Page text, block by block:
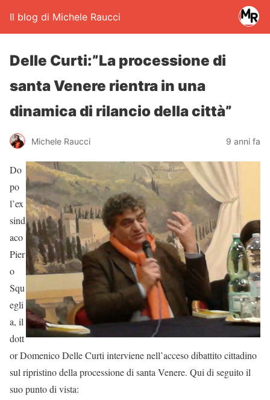
Il blog di Michele Raucci
Delle Curti:”La processione di
santa Venere rientra in una
dinamica di rilancio della città”
Michele Raucci 9 anni fa
Do
po
l’ex
sind
aco
Pier
o
Squ
egli
a, il
dott
or Domenico Delle Curti interviene nell’acceso dibattito cittadino
sul ripristino della processione di santa Venere. Qui di seguito il
suo punto di vista: